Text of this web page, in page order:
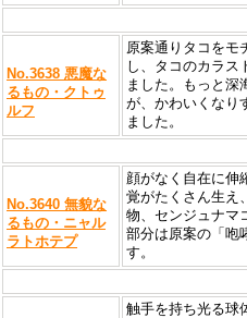
No.3638 悪魔な
るもの・クトゥ
ルフ
原案通りタコをモ
し、タコのカラス
ました。もっと深
が、かわいくなり
ました。
No.3640 無貌な
るもの・ニャル
ラトホテプ
顔がなく自在に伸
覚がたくさん生え
物、センジュナマ
部分は原案の「咆
す。
触手を持ち光る球